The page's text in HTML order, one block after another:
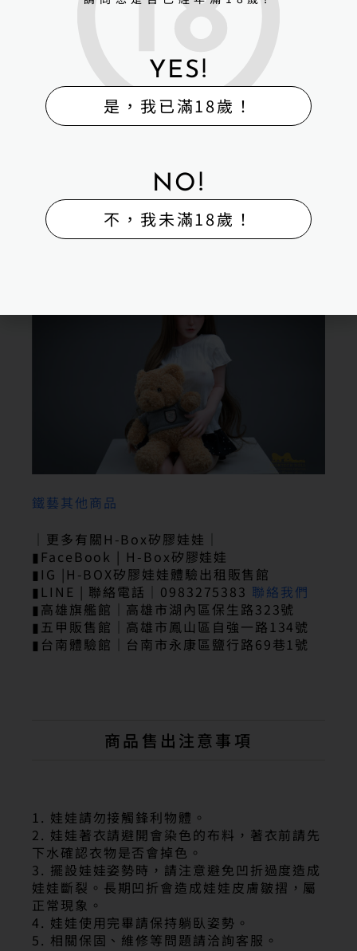
鐵藝其他商品
｜更多有關H-Box矽膠娃娃｜
▮FaceBook | H-Box矽膠娃娃
▮IG |H-BOX矽膠娃娃體驗出租販售館
▮LINE | 聯絡電話｜0983275383 聯絡我們
▮高雄旗艦館｜高雄市湖內區保生路323號
▮五甲販售館｜高雄市鳳山區自強一路134號
▮台南體驗館｜台南市永康區鹽行路69巷1號
商品售出注意事項
1. 娃娃請勿接觸鋒利物體。
2. 娃娃著衣請避開會染色的布料，著衣前請先
下水確認衣物是否會掉色。
3. 擺設娃娃姿勢時，請注意避免凹折過度造成
娃娃斷裂。長期凹折會造成娃娃皮膚皺摺，屬
正常現象。
4. 娃娃使用完畢請保持躺臥姿勢。
5. 相關保固、維修等問題請洽詢客服。
YES!
是，我已滿18歲！
NO!
不，我未滿18歲！